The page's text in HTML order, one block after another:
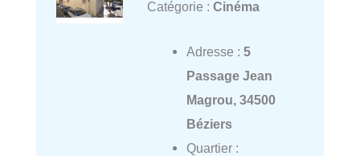
Catégorie : Cinéma
Adresse : 5
Passage Jean
Magrou, 34500
Béziers
Quartier :